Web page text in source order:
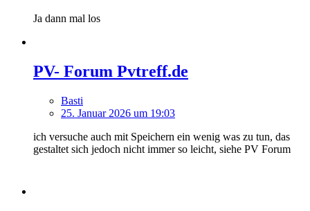
Ja dann mal los
PV- Forum Pvtreff.de
Basti
25. Januar 2026 um 19:03
ich versuche auch mit Speichern ein wenig was zu tun, das
gestaltet sich jedoch nicht immer so leicht, siehe PV Forum